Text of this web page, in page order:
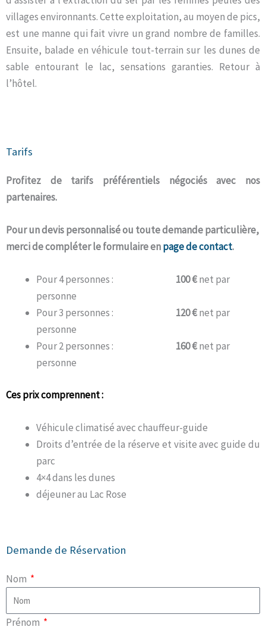
villages environnants. Cette exploitation, au moyen de pics,
est une manne qui fait vivre un grand nombre de familles.
Ensuite, balade en véhicule tout-terrain sur les dunes de
sable entourant le lac, sensations garanties. Retour à
l’hôtel.
Tarifs
Profitez de tarifs préférentiels négociés avec nos
partenaires.
Pour un devis personnalisé ou toute demande particulière,
merci de compléter le formulaire enpage de contact.
Pour 4 personnes : 100 €net par
personne
Pour 3 personnes : 120 €net par
personne
Pour 2 personnes : 160 €net par
personne
Ces prix comprennent :
Véhicule climatisé avec chauffeur-guide
Droits d’entrée de la réserve et visite avec guide du
parc
4×4 dans les dunes
déjeuner au Lac Rose
Demande de Réservation
Nom
Prénom